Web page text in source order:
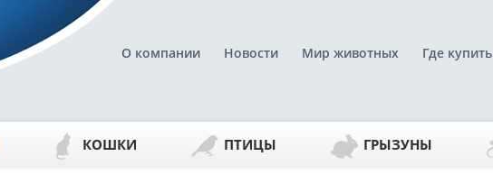
О компании Новости Мир животных Где купить
КОШКИ ПТИЦЫ ГРЫЗУНЫ